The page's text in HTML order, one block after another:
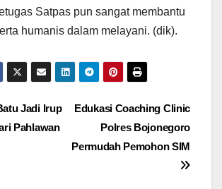
Satpas pun sangat membantu
humanis dalam melayani. (dik).
Edukasi Coaching Clinic
Polres Bojonegoro
Permudah Pemohon SIM
Jadi Irup
Pahlawan